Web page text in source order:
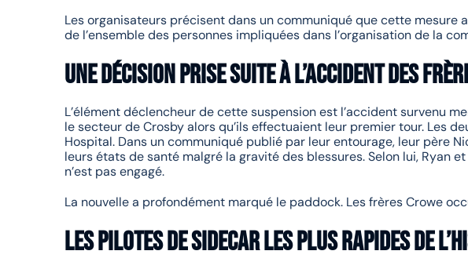
Les organisateurs précisent dans un communiqué que cette
de l’ensemble des personnes impliquées dans l’organisation de la
Une décision prise suite à l’accident des
L’élément déclencheur de cette suspension est l’accident survenu
le secteur de Crosby alors qu’ils effectuaient leur premier tour. Les
Hospital. Dans un communiqué publié par leur entourage, leur père
leurs états de santé malgré la gravité des blessures. Selon lui,
n’est pas engagé.
La nouvelle a profondément marqué le paddock. Les frères Crowe
Les pilotes de Sidecar les plus rapides de